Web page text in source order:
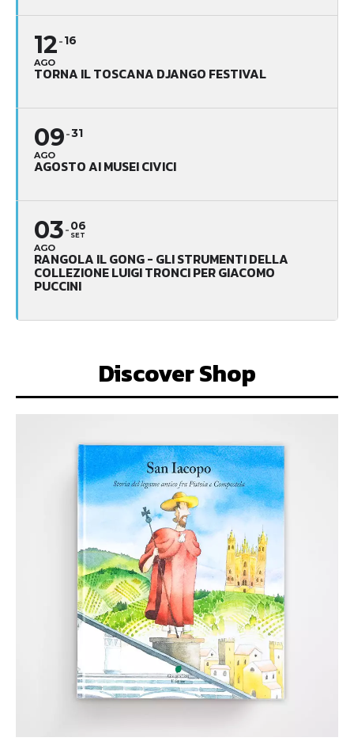
12
AGO
16
TORNA IL TOSCANA DJANGO FESTIVAL
09
AGO
31
AGOSTO AI MUSEI CIVICI
03
AGO
06
SET
RANGOLA IL GONG - GLI STRUMENTI DELLA
COLLEZIONE LUIGI TRONCI PER GIACOMO
PUCCINI
Discover Shop